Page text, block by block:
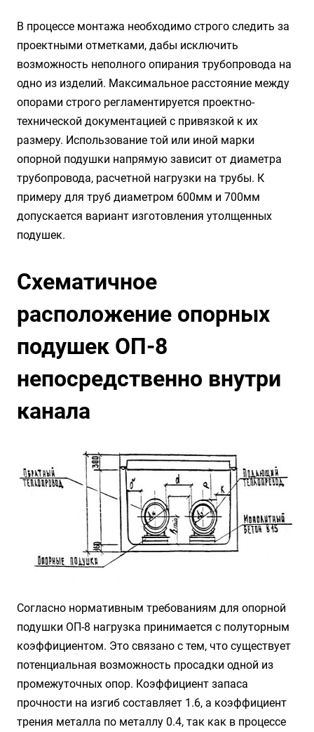
В процессе монтажа необходимо строго следить за
проектными отметками, дабы исключить
возможность неполного опирания трубопровода на
одно из изделий. Максимальное расстояние между
опорами строго регламентируется проектно-
технической документацией с привязкой к их
размеру. Использование той или иной марки
опорной подушки напрямую зависит от диаметра
трубопровода, расчетной нагрузки на трубы. К
примеру для труб диаметром 600мм и 700мм
допускается вариант изготовления утолщенных
подушек.
Схематичное
расположение опорных
подушек ОП-8
непосредственно внутри
канала
Согласно нормативным требованиям для опорной
подушки ОП-8 нагрузка принимается с полуторным
коэффициентом. Это связано с тем, что существует
потенциальная возможность просадки одной из
промежуточных опор. Коэффициент запаса
прочности на изгиб составляет 1.6, а коэффициент
трения металла по металлу 0.4, так как в процессе